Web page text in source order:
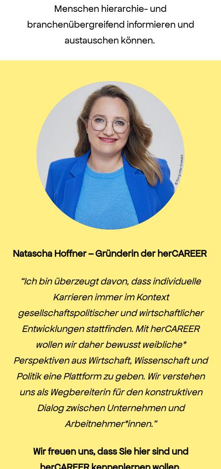
Menschen hierarchie- und
branchenübergreifend informieren und
austauschen können.
Natascha Hoffner – Gründerin der herCAREER
“Ich bin überzeugt davon, dass individuelle
Karrieren immer im Kontext
gesellschaftspolitischer und wirtschaftlicher
Entwicklungen stattfinden. Mit herCAREER
wollen wir daher bewusst weibliche*
Perspektiven aus Wirtschaft, Wissenschaft und
Politik eine Plattform zu geben. Wir verstehen
uns als Wegbereiterin für den konstruktiven
Dialog zwischen Unternehmen und
Arbeitnehmer*innen.”
Wir freuen uns, dass Sie hier sind und